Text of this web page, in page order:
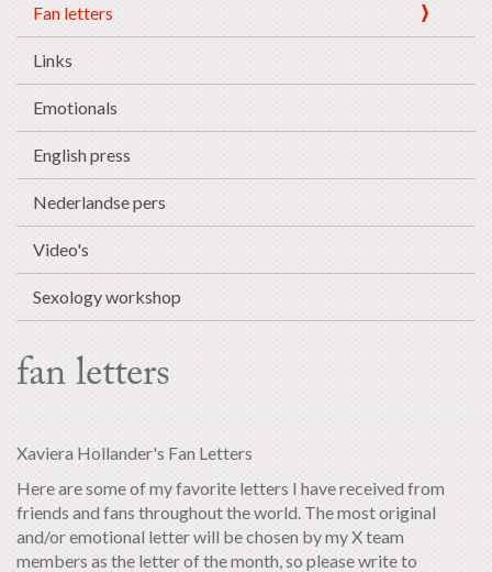
Fan letters
Links
Emotionals
English press
Nederlandse pers
Video's
Sexology workshop
fan letters
Xaviera Hollander's Fan Letters
Here are some of my favorite letters I have received from
friends and fans throughout the world. The most original
and/or emotional letter will be chosen by my X team
members as the letter of the month, so please write to